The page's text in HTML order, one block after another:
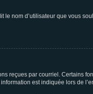
le nom d’utilisateur que vous
reçues par courriel. Certains
est indiquée lors de